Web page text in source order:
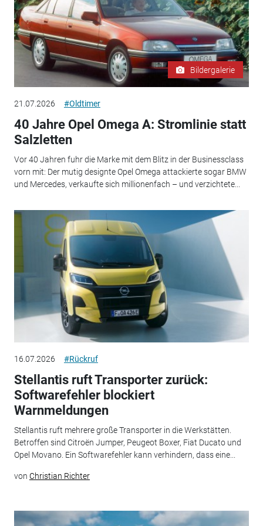
Bildergalerie
21.07.2026 #Oldtimer
40 Jahre Opel Omega A: Stromlinie statt
Salzletten
Vor 40 Jahren fuhr die Marke mit dem Blitz in der Businessclass
vorn mit: Der mutig designte Opel Omega attackierte sogar BMW
und Mercedes, verkaufte sich millionenfach – und verzichtete...
16.07.2026 #Rückruf
Stellantis ruft Transporter zurück:
Softwarefehler blockiert
Warnmeldungen
Stellantis ruft mehrere große Transporter in die Werkstätten.
Betroffen sind Citroën Jumper, Peugeot Boxer, Fiat Ducato und
Opel Movano. Ein Softwarefehler kann verhindern, dass eine...
von Christian Richter